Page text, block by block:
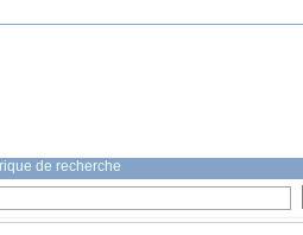
de recherche